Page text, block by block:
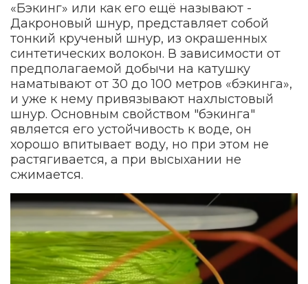
«Бэкинг» или как его ещё называют -
Дакроновый шнур, представляет собой
тонкий крученый шнур, из окрашенных
синтетических волокон. В зависимости от
предполагаемой добычи на катушку
наматывают от 30 до 100 метров «бэкинга»,
и уже к нему привязывают нахлыстовый
шнур. Основным свойством "бэкинга"
является его устойчивость к воде, он
хорошо впитывает воду, но при этом не
растягивается, а при высыхании не
сжимается.